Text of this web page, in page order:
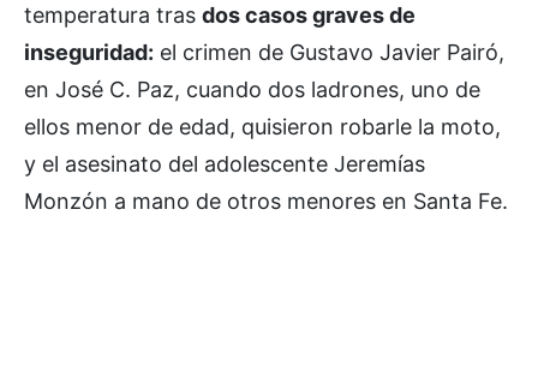
temperatura tras dos casos graves de
inseguridad: el crimen de Gustavo Javier Pairó,
en José C. Paz, cuando dos ladrones, uno de
ellos menor de edad, quisieron robarle la moto,
y el asesinato del adolescente Jeremías
Monzón a mano de otros menores en Santa Fe.